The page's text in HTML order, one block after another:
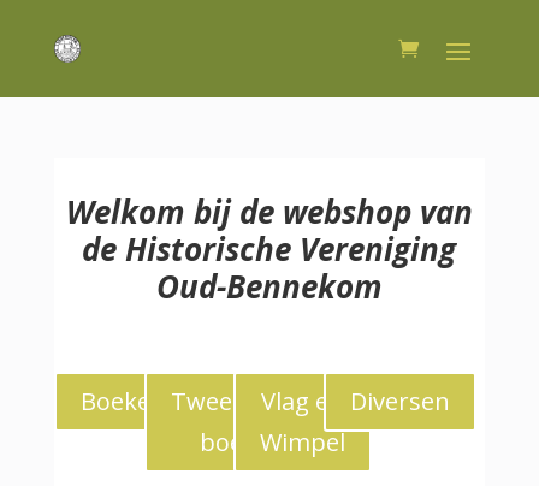
Welkom bij de webshop van
de Historische Vereniging
Oud-Bennekom
Boeken
Tweedekans
boeken
Vlag en
Wimpel
Diversen